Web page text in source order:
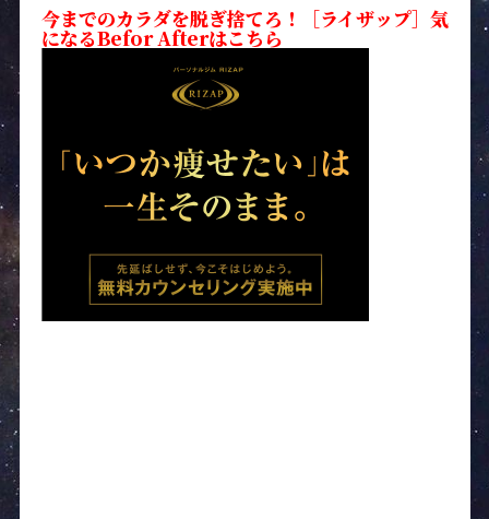
今までのカラダを脱ぎ捨てろ！［ライザップ］気
になるBefor Afterはこちら